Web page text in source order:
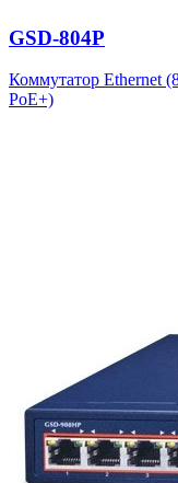
GSD-804P
Коммутатор Ethernet
PoE+)